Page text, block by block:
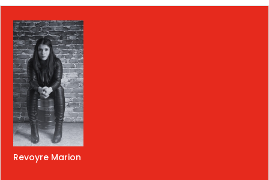
Revoyre Marion